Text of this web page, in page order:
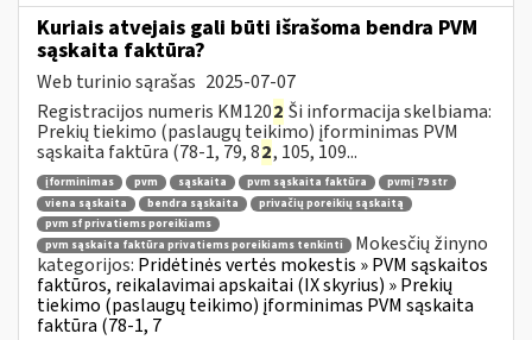
Kuriais atvejais gali būti išrašoma bendra PVM
sąskaita faktūra?
Web turinio sąrašas 2025-07-07
Registracijos numeris KM1202 Ši informacija skelbiama:
Prekių tiekimo (paslaugų teikimo) įforminimas PVM
sąskaita faktūra (78-1, 79, 82, 105, 109...
įforminimas pvm sąskaita pvm sąskaita faktūra
pvmį 79 str
viena sąskaita
bendra sąskaita
privačių poreikių sąskaitą
pvm sf privatiems poreikiams
pvm sąskaita faktūra privatiems poreikiams tenkinti
Mokesčių žinyno
kategorijos: Pridėtinės vertės mokestis » PVM sąskaitos
faktūros, reikalavimai apskaitai (IX skyrius) » Prekių
tiekimo (paslaugų teikimo) įforminimas PVM sąskaita
faktūra (78-1, 7